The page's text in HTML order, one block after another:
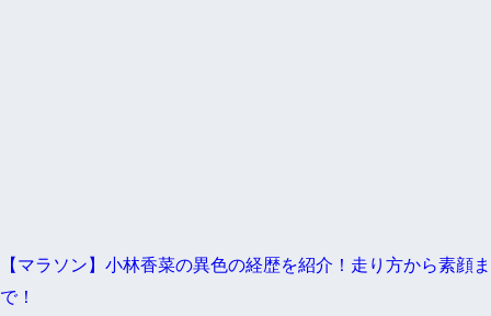
【マラソン】小林香菜の異色の経歴を紹介！走り方から素顔ま
で！